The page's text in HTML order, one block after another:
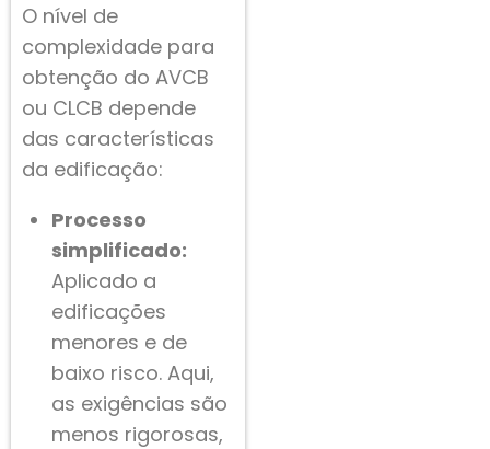
O nível de
complexidade para
obtenção do AVCB
ou CLCB depende
das características
da edificação:
Processo
simplificado:
Aplicado a
edificações
menores e de
baixo risco. Aqui,
as exigências são
menos rigorosas,